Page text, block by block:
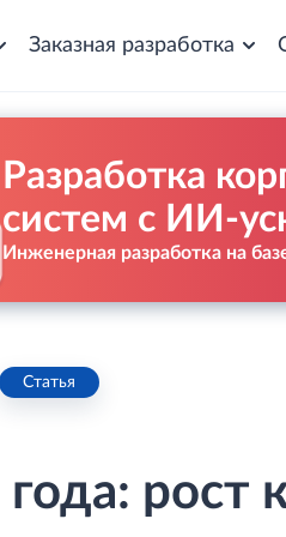
Заказная разработка
Разработка
систем с ИИ-
Инженерная разработка на
Статья
рост